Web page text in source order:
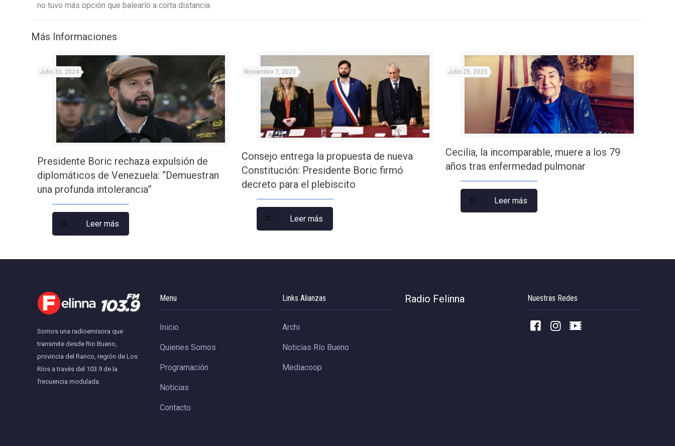
no tuvo más opción que balearlo a corta distancia.
Más Informaciones
Julio 30, 2024
Presidente Boric rechaza expulsión de
diplomáticos de Venezuela: “Demuestran
una profunda intolerancia”
Leer más
Noviembre 7, 2023
Consejo entrega la propuesta de nueva
Constitución: Presidente Boric firmó
decreto para el plebiscito
Leer más
Julio 25, 2023
Cecilia, la incomparable, muere a los 79
años tras enfermedad pulmonar
Leer más
Somos una radioemisora que
transmite desde Rio Bueno,
provincia del Ranco, región de Los
Ríos a través del 103.9 de la
frecuencia modulada.
Menu
Inicio
Quienes Somos
Programación
Noticias
Contacto
Links Alianzas
Archi
Noticias Río Bueno
Mediacoop
Radio Felinna Nuestras Redes